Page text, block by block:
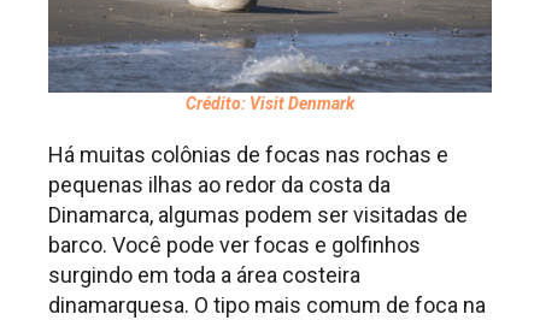
Crédito: Visit Denmark
Há muitas colônias de focas nas rochas e
pequenas ilhas ao redor da costa da
Dinamarca, algumas podem ser visitadas de
barco. Você pode ver focas e golfinhos
surgindo em toda a área costeira
dinamarquesa. O tipo mais comum de foca na